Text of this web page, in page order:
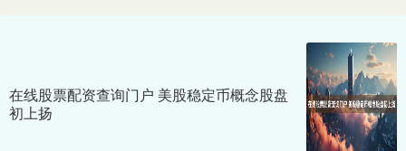
在线股票配资查询门户 美股稳定币概念股盘
初上扬